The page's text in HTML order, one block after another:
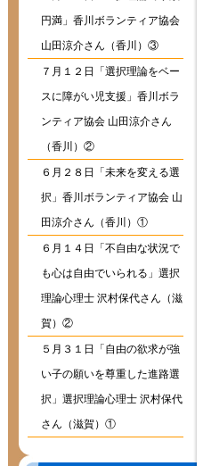
円満」香川ボランティア協会
山田涼介さん（香川）③
７月１２日「選択理論をベー
スに障がい児支援」香川ボラ
ンティア協会 山田涼介さん
（香川）②
６月２８日「未来を変える選
択」香川ボランティア協会 山
田涼介さん（香川）①
６月１４日「不自由な状況で
も心は自由でいられる」選択
理論心理士 沢村保代さん（滋
賀）②
５月３１日「自由の欲求が強
い子の願いを尊重した進路選
択」選択理論心理士 沢村保代
さん（滋賀）①